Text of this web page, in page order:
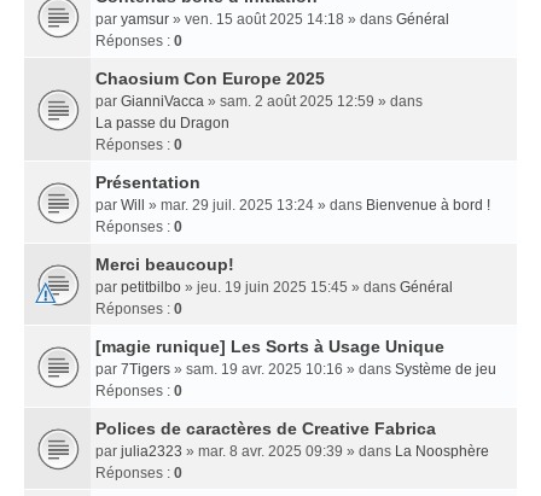
par yamsur » ven. 15 août 2025 14:18 » dans Général
Réponses : 0
Chaosium Con Europe 2025
par GianniVacca » sam. 2 août 2025 12:59 » dans
La passe du Dragon
Réponses : 0
Présentation
par Will » mar. 29 juil. 2025 13:24 » dans Bienvenue à bord !
Réponses : 0
Merci beaucoup!
par petitbilbo » jeu. 19 juin 2025 15:45 » dans Général
Réponses : 0
[magie runique] Les Sorts à Usage Unique
par 7Tigers » sam. 19 avr. 2025 10:16 » dans Système de jeu
Réponses : 0
Polices de caractères de Creative Fabrica
par julia2323 » mar. 8 avr. 2025 09:39 » dans La Noosphère
Réponses : 0